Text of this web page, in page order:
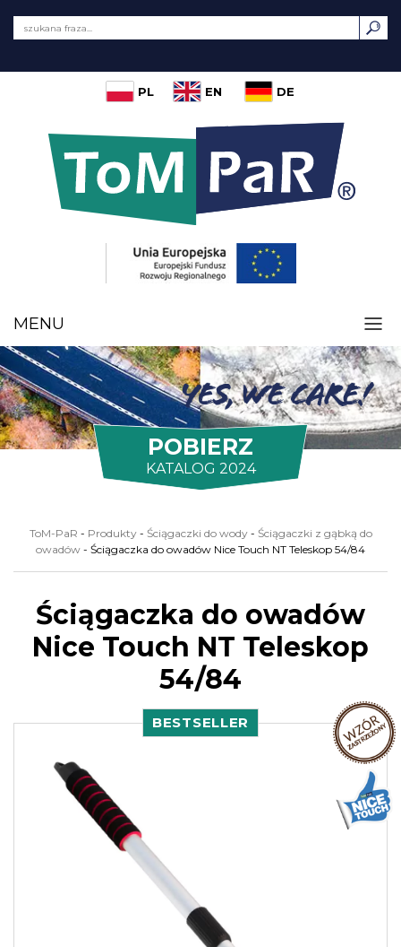
PL EN DE
MENU
POBIERZ
KATALOG 2024
ToM-PaR - Produkty - Ściągaczki do wody - Ściągaczki z gąbką do
owadów - Ściągaczka do owadów Nice Touch NT Teleskop 54/84
Ściągaczka do owadów
Nice Touch NT Teleskop
54/84
BESTSELLER